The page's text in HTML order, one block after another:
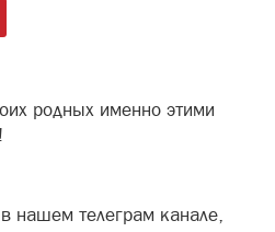
родных именно этими
нашем телеграм канале,